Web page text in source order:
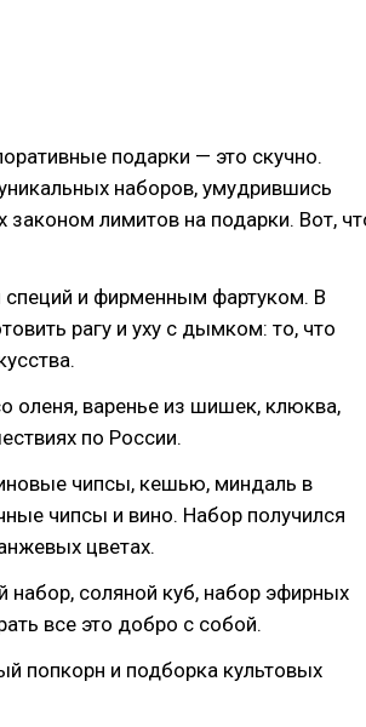
подарки — это скучно.
наборов, умудрившись
лимитов на подарки. Вот,
и фирменным фартуком. В
рагу и уху с дымком: то, что
оленя, варенье из шишек, клюква,
по России.
чипсы, кешью, миндаль в
чипсы и вино. Набор получился
цветах.
набор, соляной куб, набор эфирных
все это добро с собой.
попкорн и подборка культовых